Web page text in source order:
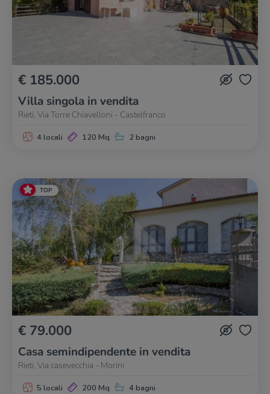
€ 185.000
Villa singola in vendita
Rieti, Via Torre Chiavelloni - Castelfranco
4 locali 120 Mq 2 bagni
TOP
€ 79.000
Casa semindipendente in vendita
Rieti, Via casevecchia - Morini
5 locali 200 Mq 4 bagni